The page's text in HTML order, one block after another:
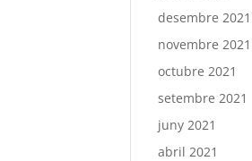
desembre 2021
novembre 2021
octubre 2021
setembre 2021
juny 2021
abril 2021